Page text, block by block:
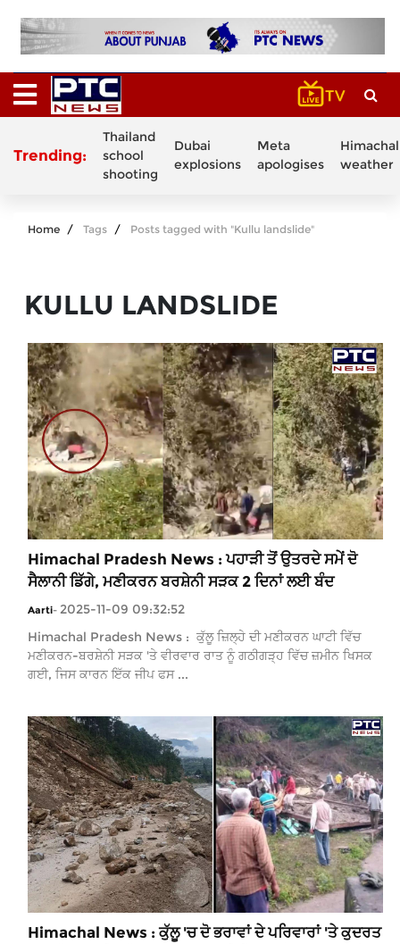
Trending:
Thailand
school
shooting
Dubai
explosions
Meta
apologises
Himachal
weather
Home Tags Posts tagged with "Kullu landslide"
KULLU LANDSLIDE
Himachal Pradesh News : ਪਹਾੜੀ ਤੋਂ ਉਤਰਦੇ ਸਮੇਂ ਦੋ
ਸੈਲਾਨੀ ਡਿੱਗੇ, ਮਣੀਕਰਨ ਬਰਸ਼ੇਨੀ ਸੜਕ 2 ਦਿਨਾਂ ਲਈ ਬੰਦ
Aarti- 2025-11-09 09:32:52
Himachal Pradesh News : ਕੁੱਲੂ ਜ਼ਿਲ੍ਹੇ ਦੀ ਮਣੀਕਰਨ ਘਾਟੀ ਵਿੱਚ
ਮਣੀਕਰਨ-ਬਰਸ਼ੇਨੀ ਸੜਕ 'ਤੇ ਵੀਰਵਾਰ ਰਾਤ ਨੂੰ ਗਠੀਗੜ੍ਹ ਵਿੱਚ ਜ਼ਮੀਨ ਖਿਸਕ
ਗਈ, ਜਿਸ ਕਾਰਨ ਇੱਕ ਜੀਪ ਫਸ ...
Himachal News : ਕੁੱਲੂ 'ਚ ਦੋ ਭਰਾਵਾਂ ਦੇ ਪਰਿਵਾਰਾਂ 'ਤੇ ਕੁਦਰਤ